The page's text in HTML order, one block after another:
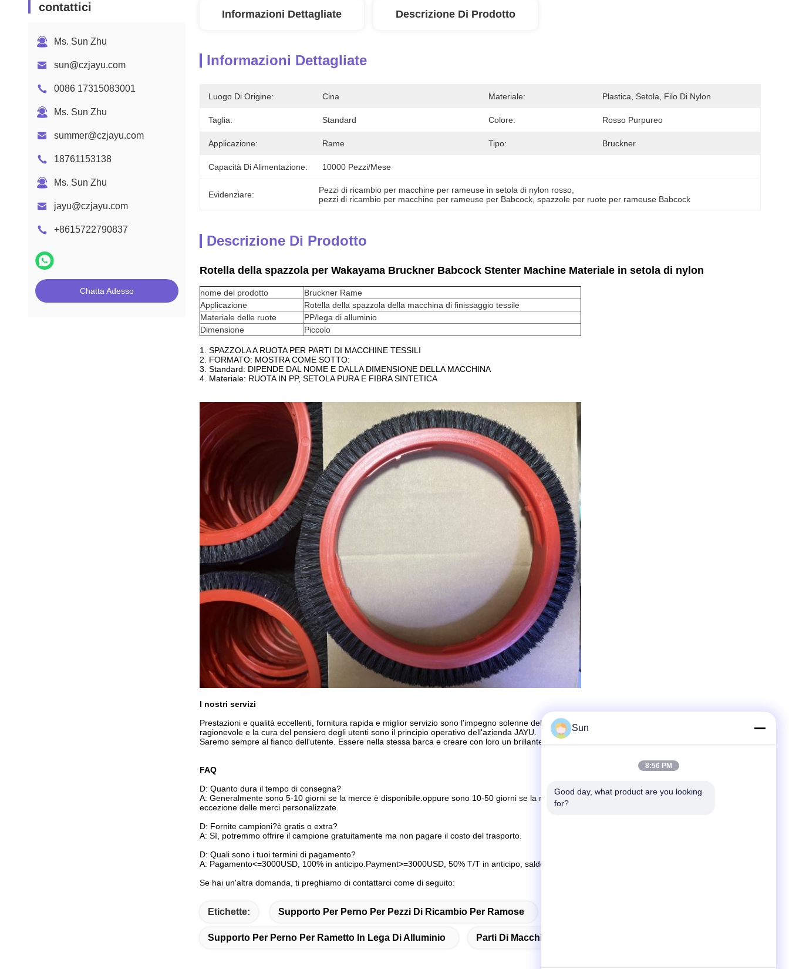
contattici
Ms. Sun Zhu
sun@czjayu.com
0086 17315083001
Ms. Sun Zhu
summer@czjayu.com
18761153138
Ms. Sun Zhu
jayu@czjayu.com
+8615722790837
Chatta Adesso
Informazioni Dettagliate Descrizione Di Prodotto
Informazioni Dettagliate
Luogo Di Origine: Cina Materiale: Plastica, Setola, Filo Di Nylon
Taglia: Standard Colore: Rosso Purpureo
Applicazione: Rame Tipo: Bruckner
Capacità Di Alimentazione: 10000 Pezzi/mese
Evidenziare: Pezzi di ricambio per macchine per rameuse in setola di nylon rosso
pezzi di ricambio per macchine per rameuse per Babcock , spazzole per ruote per rameuse Babcock
Descrizione Di Prodotto
Rotella della spazzola per Wakayama Bruckner Babcock Stenter Machine Materiale in setola di nylon
nome del prodotto
Bruckner Rame
Applicazione
Rotella della spazzola della macchina di finissaggio tessile
Materiale delle ruote
PP/lega di alluminio
Dimensione
Piccolo
1. SPAZZOLA A RUOTA PER PARTI DI MACCHINE TESSILI
2. FORMATO: MOSTRA COME SOTTO:
3. Standard: DIPENDE DAL NOME E DALLA DIMENSIONE DELLA MACCHINA
4. Materiale: RUOTA IN PP, SETOLA PURA E FIBRA SINTETICA
I nostri servizi
Prestazioni e qualità eccellenti, fornitura rapida e miglior servizio sono l'impegno solenne dell'azienda XXXXX. La varietà completa del prezzo
ragionevole e la cura del pensiero degli utenti sono il principio operativo dell'azienda JAYU.
Saremo sempre al fianco dell'utente. Essere nella stessa barca e creare con loro un brillante futuro dell'industria tessile.
FAQ
D: Quanto dura il tempo di consegna?
A: Generalmente sono 5-10 giorni se la merce è disponibile.oppure sono 10-50 giorni se la merce non è disponibile, è in base alla quantità. Ad
eccezione delle merci personalizzate.
D: Fornite campioni?è gratis o extra?
A: Sì, potremmo offrire il campione gratuitamente ma non pagare il costo del trasporto.
D: Quali sono i tuoi termini di pagamento?
A: Pagamento<=3000USD, 100% in anticipo.Payment>=3000USD, 50% T/T in anticipo, saldo prima della spedizione.
Se hai un'altra domanda, ti preghiamo di contattarci come di seguito:
Etichette: Supporto Per Perno Per Pezzi Di Ricambio Per Ramose
Supporto Per Perno Per Rametto In Lega Di Alluminio Parti Di Macchine Per Rametto Ehwha
Sun
8:56 PM
Good day, what product are you looking
for?